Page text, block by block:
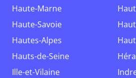
Haute-Marne
Haute-Savoie
Hautes-Alpes
Hauts-de-Seine
Ille-et-Vilaine